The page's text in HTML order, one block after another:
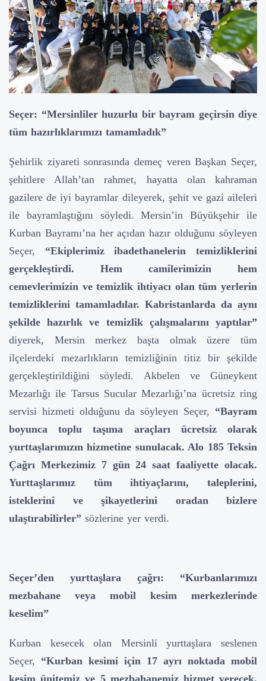
Seçer: “Mersinliler huzurlu bir bayram geçirsin diye
tüm hazırlıklarımızı tamamladık”
Şehirlik ziyareti sonrasında demeç veren Başkan Seçer,
şehitlere Allah’tan rahmet, hayatta olan kahraman
gazilere de iyi bayramlar dileyerek, şehit ve gazi aileleri
ile bayramlaştığını söyledi. Mersin’in Büyükşehir ile
Kurban Bayramı’na her açıdan hazır olduğunu söyleyen
Seçer, “Ekiplerimiz ibadethanelerin temizliklerini
gerçekleştirdi. Hem camilerimizin hem
cemevlerimizin ve temizlik ihtiyacı olan tüm yerlerin
temizliklerini tamamladılar. Kabristanlarda da aynı
şekilde hazırlık ve temizlik çalışmalarını yaptılar”
diyerek, Mersin merkez başta olmak üzere tüm
ilçelerdeki mezarlıkların temizliğinin titiz bir şekilde
gerçekleştirildiğini söyledi. Akbelen ve Güneykent
Mezarlığı ile Tarsus Sucular Mezarlığı’na ücretsiz ring
servisi hizmeti olduğunu da söyleyen Seçer, “Bayram
boyunca toplu taşıma araçları ücretsiz olarak
yurttaşlarımızın hizmetine sunulacak. Alo 185 Teksin
Çağrı Merkezimiz 7 gün 24 saat faaliyette olacak.
Yurttaşlarımız tüm ihtiyaçlarını, taleplerini,
isteklerini ve şikayetlerini oradan bizlere
ulaştırabilirler” sözlerine yer verdi.
Seçer’den yurttaşlara çağrı: “Kurbanlarımızı
mezbahane veya mobil kesim merkezlerinde
keselim”
Kurban kesecek olan Mersinli yurttaşlara seslenen
Seçer, “Kurban kesimi için 17 ayrı noktada mobil